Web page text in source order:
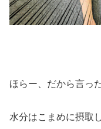
ほらー、だから言っ
水分はこまめに摂取